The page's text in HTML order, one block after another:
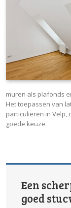
muren als plafonds
Het toepassen van
particulieren in Velp,
goede keuze.
Een
goed